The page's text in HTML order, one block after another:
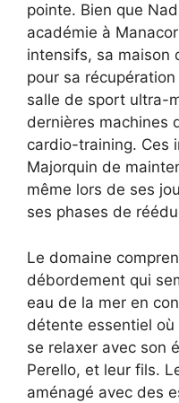
pointe. Bien que
académie à
intensifs, sa maison
pour sa
salle de sport ultra-
dernières machines
cardio-training. Ces
Majorquin de
même lors de ses
ses phases de
Le domaine
débordement qui
eau de la mer en
détente essentiel
se relaxer avec son
Perello, et leur fils.
aménagé avec des